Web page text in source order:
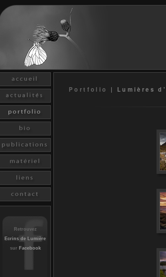
Retrouvez
Ecrins de Lumière
sur Facebook
Portfolio | Lumières